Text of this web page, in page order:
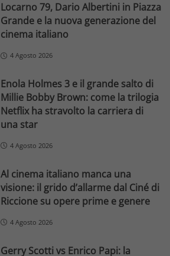
Locarno 79, Dario Albertini in Piazza
Grande e la nuova generazione del
cinema italiano
4 Agosto 2026
Enola Holmes 3 e il grande salto di
Millie Bobby Brown: come la trilogia
Netflix ha stravolto la carriera di
una star
4 Agosto 2026
Al cinema italiano manca una
visione: il grido d’allarme dal Ciné di
Riccione su opere prime e genere
4 Agosto 2026
Gerry Scotti vs Enrico Papi: la